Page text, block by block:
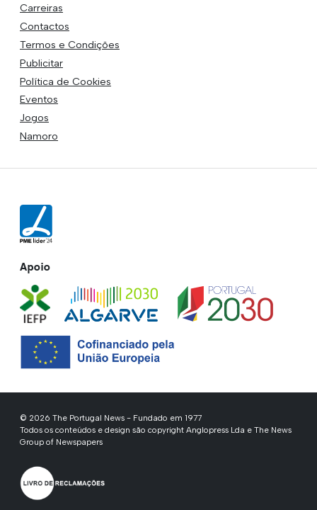
Carreiras
Contactos
Termos e Condições
Publicitar
Política de Cookies
Eventos
Jogos
Namoro
Apoio
© 2026 The Portugal News - Fundado em 1977
Todos os conteúdos e design são copyright Anglopress Lda e The News
Group of Newspapers